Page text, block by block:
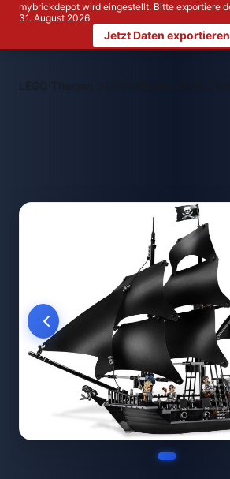
mybrickdepot wird eingestellt. Bitte exportiere
31. August 2026.
Jetzt Daten exportieren
LEGO Themen > LEGO Pirates of the